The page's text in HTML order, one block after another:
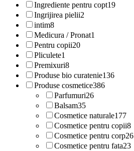
Ingrediente pentru copt19
Ingrijirea pielii2
intim8
Medicura / Pronat1
Pentru copii20
Pliculete1
Premixuri8
Produse bio curatenie136
Produse cosmetice386
Parfumuri26
Balsam35
Cosmetice naturale177
Cosmetice pentru copii8
Cosmetice pentru corp26
Cosmetice pentru fata23